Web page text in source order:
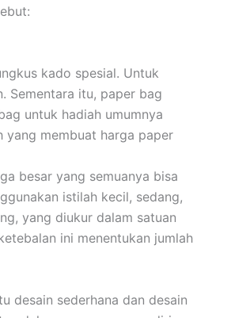
kado spesial. Untuk
Sementara itu, paper bag
untuk hadiah umumnya
yang membuat harga paper
besar yang semuanya bisa
istilah kecil, sedang,
yang diukur dalam satuan
ini menentukan jumlah
desain sederhana dan desain